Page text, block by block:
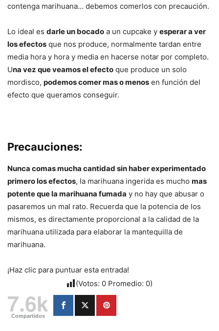
contenga marihuana… debemos comerlos con precaución.
Lo ideal es darle un bocado a un cupcake y esperar a ver
los efectos que nos produce, normalmente tardan entre
media hora y hora y media en hacerse notar por completo.
Una vez que veamos el efecto que produce un solo
mordisco, podemos comer mas o menos en función del
efecto que queramos conseguir.
Precauciones:
Nunca comas mucha cantidad sin haber experimentado
primero los efectos, la marihuana ingerida es mucho mas
potente que la marihuana fumada y no hay que abusar o
pasaremos un mal rato. Recuerda que la potencia de los
mismos, es directamente proporcional a la calidad de la
marihuana utilizada para elaborar la mantequilla de
marihuana.
¡Haz clic para puntuar esta entrada!
(Votos: 0 Promedio: 0)
7.6k
Compartidos